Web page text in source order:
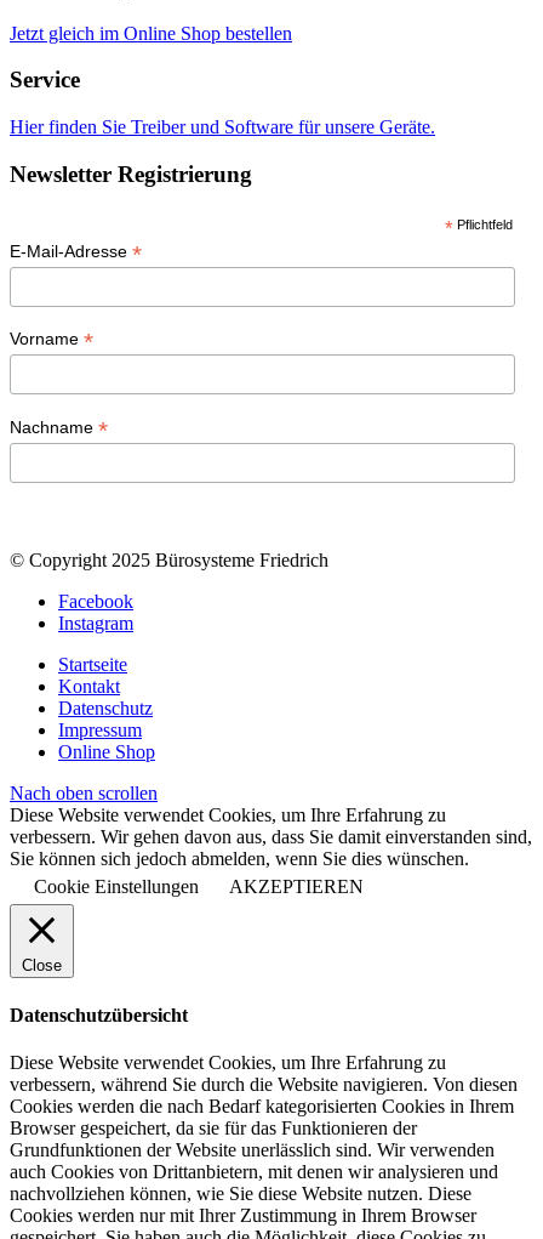
Jetzt gleich im Online Shop bestellen
Service
Hier finden Sie Treiber und Software für unsere Geräte.
Newsletter Registrierung
*Pflichtfeld
E-Mail-Adresse *
Vorname *
Nachname *
© Copyright 2025 Bürosysteme Friedrich
Facebook
Instagram
Startseite
Kontakt
Datenschutz
Impressum
Online Shop
Nach oben scrollen
Diese Website verwendet Cookies, um Ihre Erfahrung zu
verbessern. Wir gehen davon aus, dass Sie damit einverstanden sind,
Sie können sich jedoch abmelden, wenn Sie dies wünschen.
Cookie Einstellungen
AKZEPTIEREN
Close
Datenschutzübersicht
Diese Website verwendet Cookies, um Ihre Erfahrung zu
verbessern, während Sie durch die Website navigieren. Von diesen
Cookies werden die nach Bedarf kategorisierten Cookies in Ihrem
Browser gespeichert, da sie für das Funktionieren der
Grundfunktionen der Website unerlässlich sind. Wir verwenden
auch Cookies von Drittanbietern, mit denen wir analysieren und
nachvollziehen können, wie Sie diese Website nutzen. Diese
Cookies werden nur mit Ihrer Zustimmung in Ihrem Browser